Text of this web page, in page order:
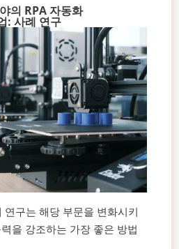
의 RPA 자동화
: 사례 연구
연구는 해당 부문을 변화시키
을 강조하는 가장 좋은 방법